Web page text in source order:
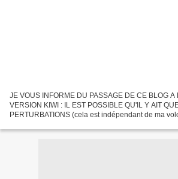
JE VOUS INFORME DU PASSAGE DE CE BLOG
VERSION KIWI : IL EST POSSIBLE QU'IL Y AIT
PERTURBATIONS (cela est indépendant de ma
Firmin...